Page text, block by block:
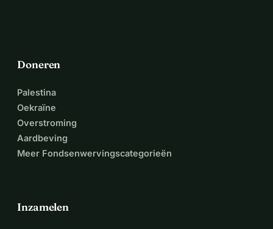
Doneren
Palestina
Oekraïne
Overstroming
Aardbeving
Meer Fondsenwervingscategorieën
Inzamelen